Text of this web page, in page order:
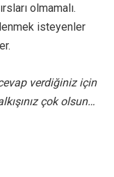
olmamalı.
isteyenler
verdiğiniz için
çok olsun…